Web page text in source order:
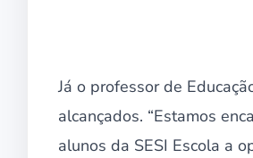
Já o professor de
alcançados. “Estamos
alunos da SESI Escola a